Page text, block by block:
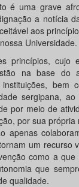
é uma grave
a notícia
aos
Universidade.
princípios, cujo
na base do
sergipana,
por meio de
por sua
apenas
um recurso
como a
que
qualidade.